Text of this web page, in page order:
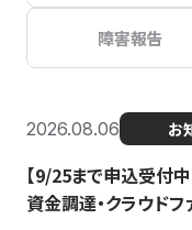
障害報告
2026.08.06 お
【9/25まで申込受付
資金調達・クラウド